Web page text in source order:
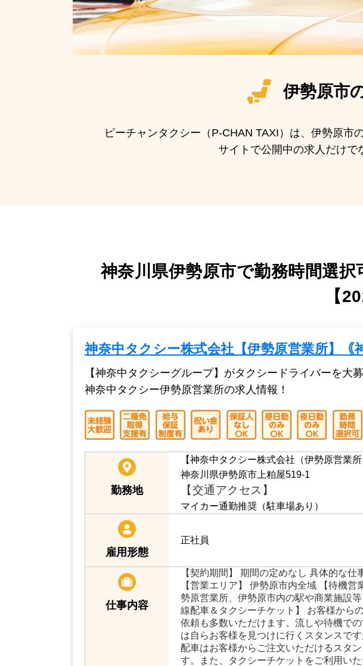
伊勢原市
ピーチャンタクシー（P-CHAN TAXI）は、伊勢原市
サイトで公開中の求人だけで
神奈川県伊勢原市で勤務時間選
【
神奈中タクシー株式会社【伊勢原営業所】｟
【神奈中タクシーグループ】がタクシードライバーを大
神奈中タクシー伊勢原営業所の求人情報！
勤務地
【神奈中タクシー株式会社（伊勢原営業所
神奈川県伊勢原市上粕屋519-1
【交通アクセス】
マイカー通勤推奨（駐車場あり）
雇用形態
正社員
仕事内容
【契約期間】 期間の定めなし 具体的な仕
【営業エリア】 伊勢原市内全域 【待機営
勢原営業所、伊勢原市内の駅や商業施設
線配車＆タクシーチケット】 お客様から
依頼も多数いただけます。流しや待機で
は自らお客様を見つけに行くスタンスです
配車はお客様からご注文いただけるスタ
す。また、タクシーチケットをご利用い